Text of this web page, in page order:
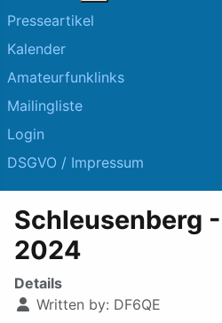
Presseartikel
Kalender
Amateurfunklinks
Mailingliste
Login
DSGVO / Impressum
Schleusenberg
2024
Details
Written by: DF6QE